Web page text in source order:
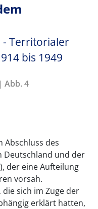
- Territorialer
bis 1949
Abb. 4
Abschluss des
Deutschland und der
der eine Aufteilung
vorsah.
sich im Zuge der
erklärt hatten,